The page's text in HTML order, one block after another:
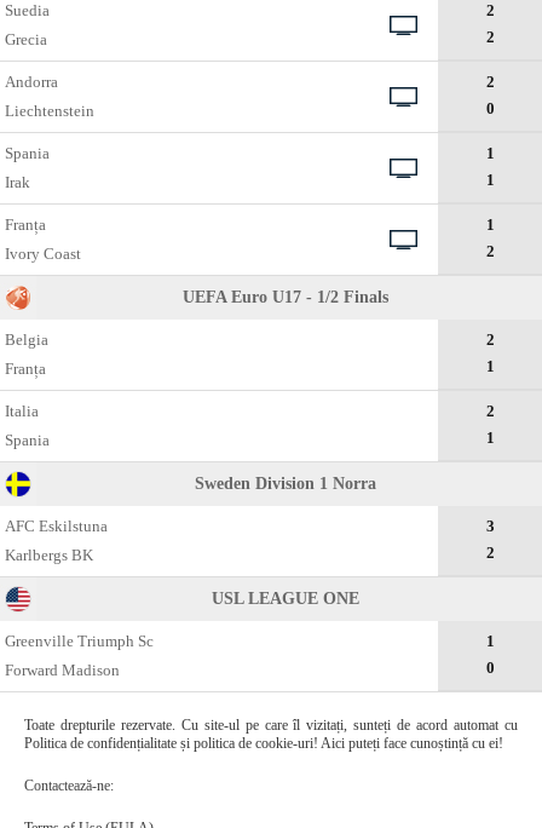
Suedia
Grecia
2
2
Andorra
Liechtenstein
2
0
Spania
Irak
1
1
Franța
Ivory Coast
1
2
UEFA Euro U17 - 1/2 Finals
Belgia
Franța
2
1
Italia
Spania
2
1
Sweden Division 1 Norra
AFC Eskilstuna
Karlbergs BK
3
2
USL LEAGUE ONE
Greenville Triumph Sc
Forward Madison
1
0
Toate drepturile rezervate. Cu site-ul pe care îl vizitați, sunteți de acord automat cu
Politica de confidențialitate și politica de cookie-uri! Aici puteți face cunoștință cu ei!
Contactează-ne: